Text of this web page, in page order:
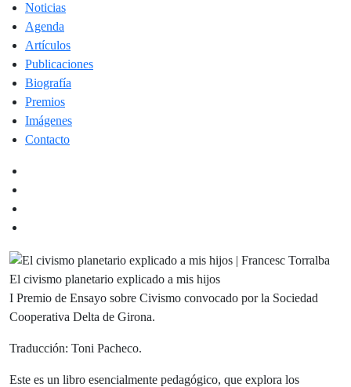
Noticias
Agenda
Artículos
Publicaciones
Biografía
Premios
Imágenes
Contacto
El civismo planetario explicado a mis hijos
I Premio de Ensayo sobre Civismo convocado por la Sociedad
Cooperativa Delta de Girona.
Traducción: Toni Pacheco.
Este es un libro esencialmente pedagógico, que explora los